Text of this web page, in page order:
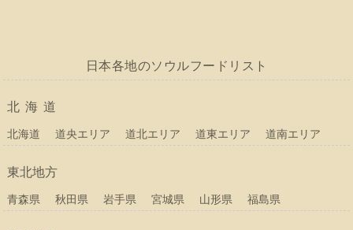
日本各地のソウルフードリスト
北海道
北海道 道央エリア 道北エリア 道東エリア 道南エリア
東北地方
青森県 秋田県 岩手県 宮城県 山形県 福島県